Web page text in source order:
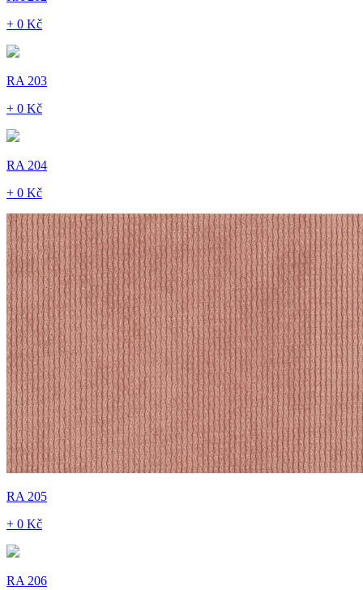
+ 0 Kč
RA 203
+ 0 Kč
RA 204
+ 0 Kč
RA 205
+ 0 Kč
RA 206